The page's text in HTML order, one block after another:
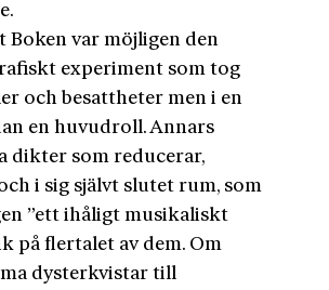
Boken var möjligen den
experiment som tog
och besattheter men i en
en huvudroll. Annars
dikter som reducerar,
i sig självt slutet rum, som
”ett ihåligt musikaliskt
på flertalet av dem. Om
dysterkvistar till